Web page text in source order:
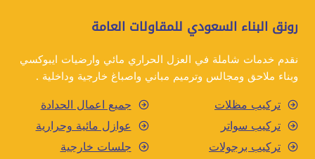
رونق البناء السعودي للمقاولات العامة
نقدم خدمات شاملة في العزل الحراري مائي وارضيات ايبوكسي
وبناء ملاحق ومجالس وترميم مباني واصباغ خارجية وداخلية .
تركيب مظلات
جميع اعمال الحدادة
تركيب سواتر
عوازل مائية وحرارية
تركيب برجولات
جلسات خارجية